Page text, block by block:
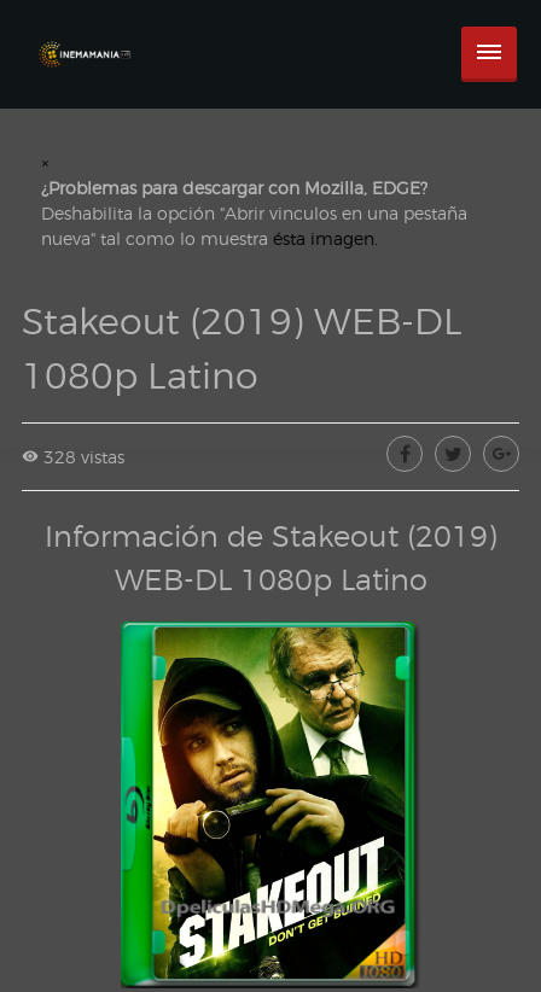
×
¿Problemas para descargar con Mozilla, EDGE?
Deshabilita la opción "Abrir vinculos en una pestaña
nueva" tal como lo muestra ésta imagen.
Stakeout (2019) WEB-DL
1080p Latino
328 vistas
Información de Stakeout (2019)
WEB-DL 1080p Latino